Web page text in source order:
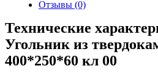
Отзывы (0)
Технические
Угольник из
400*250*60 кл 00